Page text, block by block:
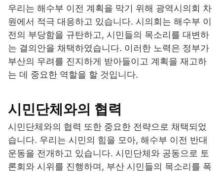
우리는 해수부 이전 계획을 막기 위해 광역시의회 차
원에서 적극 대응하고 있습니다. 시의회는 해수부 이
전의 부당함을 규탄하고, 시민들의 목소리를 대변하
는 결의안을 채택하였습니다. 이러한 노력은 정부가
부산의 우려를 진지하게 받아들이고 계획을 재고하
는 데 중요한 역할을 할 것입니다.
시민단체와의 협력
시민단체와의 협력 또한 중요한 전략으로 채택되었
습니다. 우리는 시민의 힘을 모아, 해수부 이전 반대
운동을 전개하고 있습니다. 시민단체와 공동으로 토
론회와 시위를 진행하며, 부산 시민들의 목소리를 폭